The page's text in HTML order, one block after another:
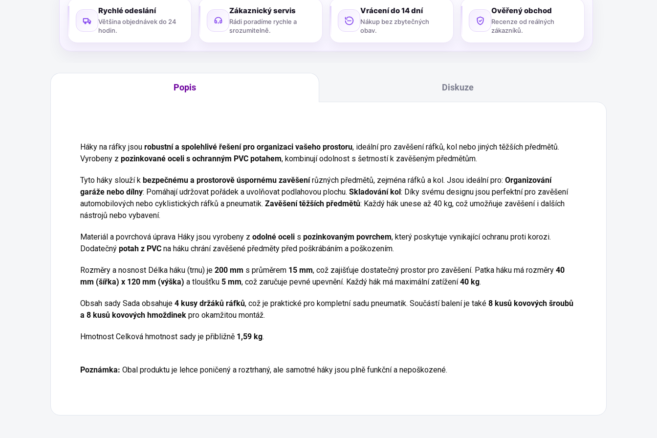
Rychlé odeslání
Většina objednávek do 24
hodin.
Zákaznický servis
Rádi poradíme rychle a
srozumitelně.
Vrácení do 14 dní
Nákup bez zbytečných
obav.
Ověřený obchod
Recenze od reálných
zákazníků.
Popis Diskuze
Háky na ráfky jsou robustní a spolehlivé řešení pro organizaci vašeho prostoru, ideální pro zavěšení ráfků, kol nebo jiných těžších předmětů.
Vyrobeny z pozinkované oceli s ochranným PVC potahem, kombinují odolnost s šetrností k zavěšeným předmětům.
Tyto háky slouží k bezpečnému a prostorově úspornému zavěšenírůzných předmětů, zejména ráfků a kol. Jsou ideální pro: Organizování
garáže nebo dílny: Pomáhají udržovat pořádek a uvolňovat podlahovou plochu. Skladování kol: Díky svému designu jsou perfektní pro zavěšení
automobilových nebo cyklistických ráfků a pneumatik. Zavěšení těžších předmětů: Každý hák unese až 40 kg, což umožňuje zavěšení i dalších
nástrojů nebo vybavení.
Materiál a povrchová úprava Háky jsou vyrobeny z odolné oceli s pozinkovaným povrchem, který poskytuje vynikající ochranu proti korozi.
Dodatečný potah z PVC na háku chrání zavěšené předměty před poškrábáním a poškozením.
Rozměry a nosnost Délka háku (trnu) je 200 mm s průměrem 15 mm, což zajišťuje dostatečný prostor pro zavěšení. Patka háku má rozměry 40
mm (šířka) x 120 mm (výška) a tloušťku 5 mm, což zaručuje pevné upevnění. Každý hák má maximální zatížení40 kg.
Obsah sady Sada obsahuje 4 kusy držáků ráfků, což je praktické pro kompletní sadu pneumatik. Součástí balení je také 8 kusů kovových šroubů
a 8 kusů kovových hmoždinek pro okamžitou montáž.
Hmotnost Celková hmotnost sady je přibližně 1,59 kg.
Poznámka: Obal produktu je lehce poničený a roztrhaný, ale samotné háky jsou plně funkční a nepoškozené.